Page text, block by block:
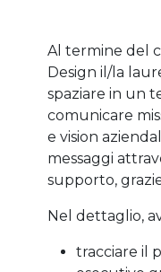
Al termine del
Design il/la
spaziare in un
comunicare
e vision
messaggi
supporto,
Nel dettaglio,
tracciare il